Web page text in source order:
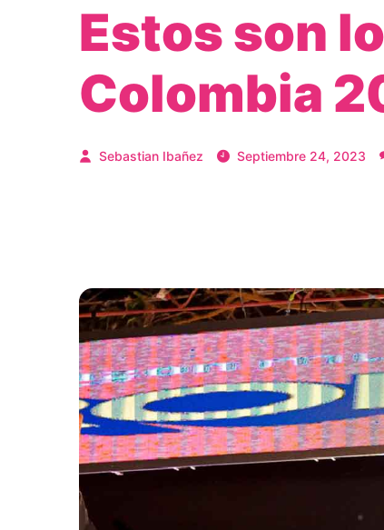
Estos son
Colombia
Sebastian Ibañez Septiembre 24, 2023